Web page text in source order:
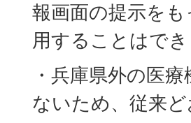
報画面の提示を
用することはでき
・兵庫県外の医
ないため、従来